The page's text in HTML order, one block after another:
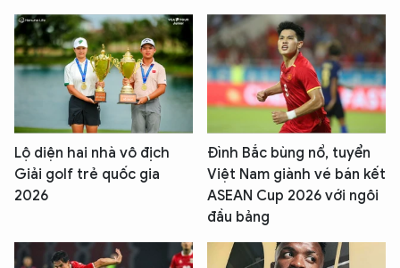
Lộ diện hai nhà vô địch
Giải golf trẻ quốc gia
2026
Đình Bắc bùng nổ, tuyển
Việt Nam giành vé bán kết
ASEAN Cup 2026 với ngôi
đầu bảng